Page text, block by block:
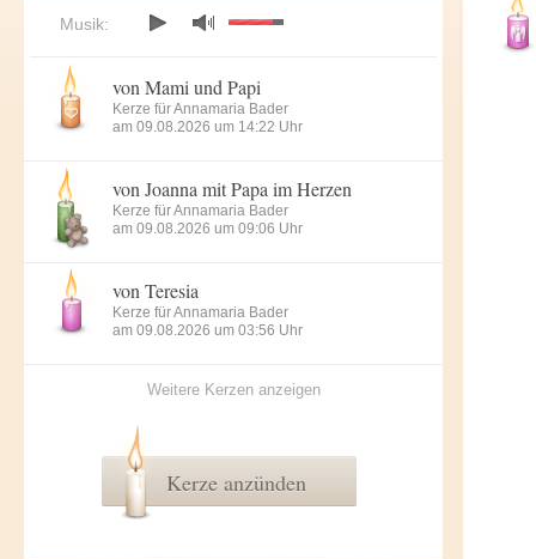
Musik:
von Mami und Papi
Kerze für Annamaria Bader
am 09.08.2026 um 14:22 Uhr
von Joanna mit Papa im Herzen
Kerze für Annamaria Bader
am 09.08.2026 um 09:06 Uhr
von Teresia
Kerze für Annamaria Bader
am 09.08.2026 um 03:56 Uhr
Weitere Kerzen anzeigen
Kerze anzünden